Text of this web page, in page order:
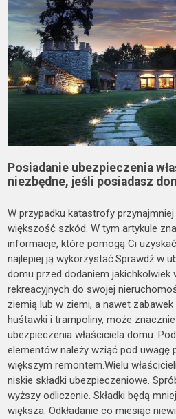
Posiadanie ubezpieczenia
niezbędne, jeśli posiadasz
W przypadku katastrofy
większość szkód. W tym artykule
informacje, które pomogą Ci
najlepiej ją wykorzystać.Sprawdź w
domu przed dodaniem jakichkolwiek
rekreacyjnych do swojej
ziemią lub w ziemi, a nawet
huśtawki i trampoliny, może
ubezpieczenia właściciela domu.
elementów należy wziąć pod uwagę
większym remontem.Wielu
niskie składki ubezpieczeniowe.
wyższy odliczenie. Składki będą
większa. Odkładanie co miesiąc